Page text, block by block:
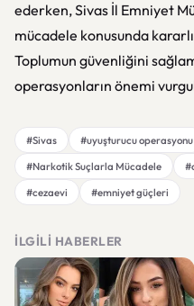
ederken, Sivas İl Emniyet
mücadele konusunda
Toplumun güvenliğini
operasyonların önemi
#Sivas #uyuşturucu operasyonu
#Narkotik Suçlarla Mücadele
#cezaevi
#emniyet güçleri
İLGILI HABERLER